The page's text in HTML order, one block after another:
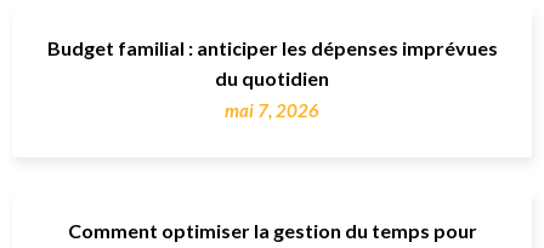
Budget familial : anticiper les dépenses imprévues
du quotidien
mai 7, 2026
Comment optimiser la gestion du temps pour